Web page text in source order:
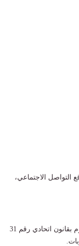
التواصل الاجتماعي،
وأشارت النيابة العامة إلى المادة 476 من المرسوم بقانون اتحادي رقم 31